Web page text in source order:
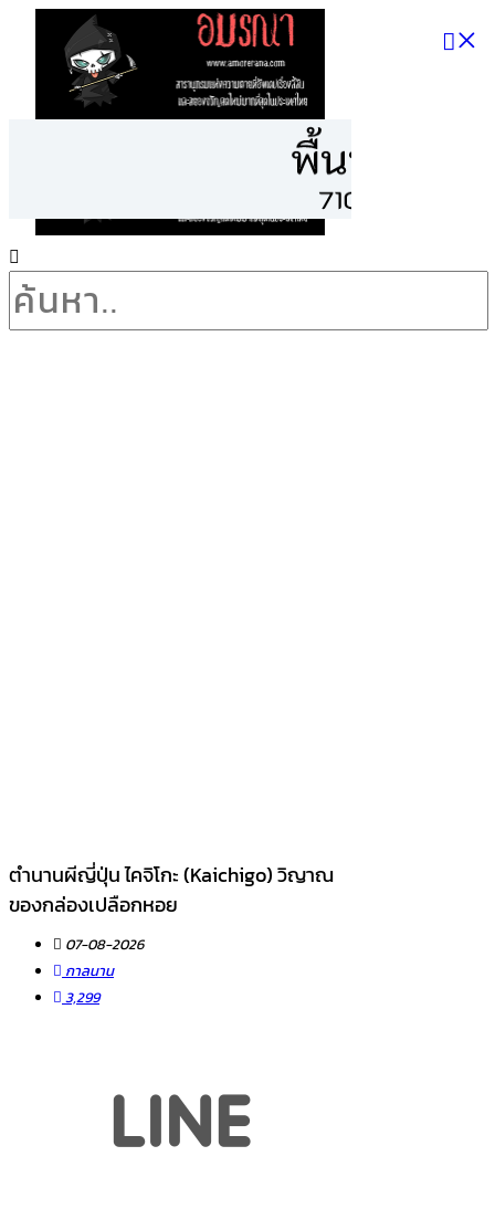
ตำนานผีญี่ปุ่น ไคจิโกะ (Kaichigo) วิญาณ
ของกล่องเปลือกหอย
07-08-2026
กาลนาน
3,299